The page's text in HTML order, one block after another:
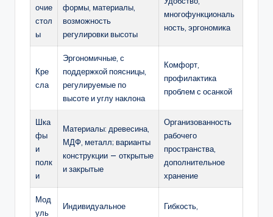
очие
стол
ы
формы, материалы,
возможность
регулировки высоты
многофункциональ
ность, эргономика
Кре
сла
Эргономичные, с
поддержкой поясницы,
регулируемые по
высоте и углу наклона
Комфорт,
профилактика
проблем с осанкой
Шка
фы
и
полк
и
Материалы: древесина,
МДФ, металл; варианты
конструкции — открытые
и закрытые
Организованность
рабочего
пространства,
дополнительное
хранение
Мод
уль
Индивидуальное
Гибкость,